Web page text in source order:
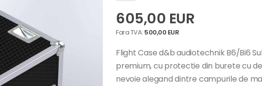
605,00 EUR
500,00 EUR
Flight Case d&b audiotechnik B6/Bi6
premium, cu protectie din burete cu
nevoie alegand dintre campurile de